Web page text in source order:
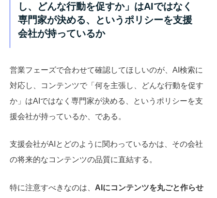
し、どんな行動を促すか」はAIではなく
専門家が決める、というポリシーを支援
会社が持っているか
営業フェーズで合わせて確認してほしいのが、AI検索に
対応し、コンテンツで「何を主張し、どんな行動を促す
か」はAIではなく専門家が決める、というポリシーを支
援会社が持っているか、である。
支援会社がAIとどのように関わっているかは、その会社
の将来的なコンテンツの品質に直結する。
特に注意すべきなのは、 AIにコンテンツを丸ごと作らせ